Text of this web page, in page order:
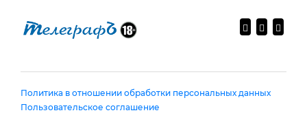
Политика в отношении обработки персональных данных
Пользовательское соглашение